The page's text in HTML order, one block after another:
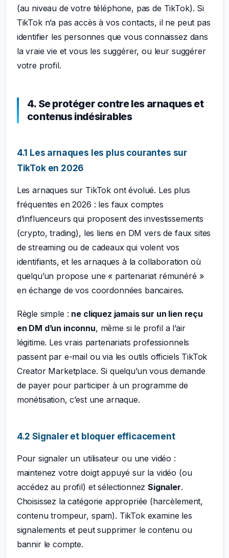
(au niveau de votre téléphone, pas de TikTok). Si
TikTok n’a pas accès à vos contacts, il ne peut pas
identifier les personnes que vous connaissez dans
la vraie vie et vous les suggérer, ou leur suggérer
votre profil.
4. Se protéger contre les arnaques et
contenus indésirables
4.1 Les arnaques les plus courantes sur
TikTok en 2026
Les arnaques sur TikTok ont évolué. Les plus
fréquentes en 2026 : les faux comptes
d’influenceurs qui proposent des investissements
(crypto, trading), les liens en DM vers de faux sites
de streaming ou de cadeaux qui volent vos
identifiants, et les arnaques à la collaboration où
quelqu’un propose une « partenariat rémunéré »
en échange de vos coordonnées bancaires.
Règle simple : ne cliquez jamais sur un lien reçu
en DM d’un inconnu, même si le profil a l’air
légitime. Les vrais partenariats professionnels
passent par e-mail ou via les outils officiels TikTok
Creator Marketplace. Si quelqu’un vous demande
de payer pour participer à un programme de
monétisation, c’est une arnaque.
4.2 Signaler et bloquer efficacement
Pour signaler un utilisateur ou une vidéo :
maintenez votre doigt appuyé sur la vidéo (ou
accédez au profil) et sélectionnezSignaler.
Choisissez la catégorie appropriée (harcèlement,
contenu trompeur, spam). TikTok examine les
signalements et peut supprimer le contenu ou
bannir le compte.